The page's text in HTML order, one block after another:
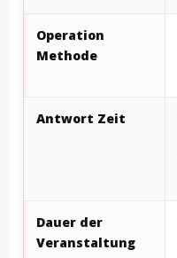
Operation
Methode
Antwort Zeit
Dauer der
Veranstaltung